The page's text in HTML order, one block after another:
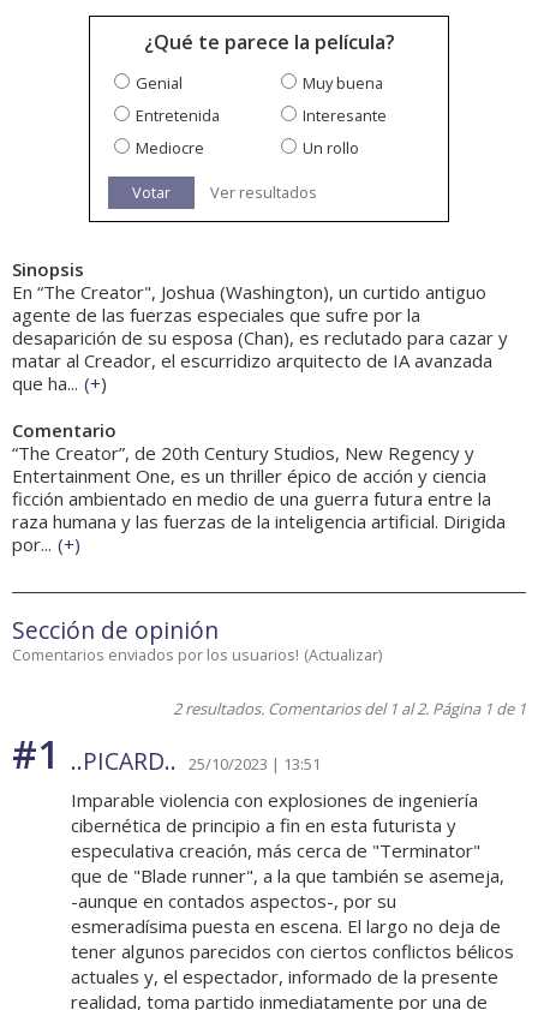
¿Qué te parece la película?
Genial
Muy buena
Entretenida
Interesante
Mediocre
Un rollo
Votar Ver resultados
Sinopsis
En “The Creator", Joshua (Washington), un curtido antiguo
agente de las fuerzas especiales que sufre por la
desaparición de su esposa (Chan), es reclutado para cazar y
matar al Creador, el escurridizo arquitecto de IA avanzada
que ha... (+)
Comentario
“The Creator”, de 20th Century Studios, New Regency y
Entertainment One, es un thriller épico de acción y ciencia
ficción ambientado en medio de una guerra futura entre la
raza humana y las fuerzas de la inteligencia artificial. Dirigida
por... (+)
Sección de opinión
Comentarios enviados por los usuarios! (Actualizar)
2 resultados. Comentarios del 1 al 2. Página 1 de 1
#1 ..PICARD.. 25/10/2023 | 13:51
Imparable violencia con explosiones de ingeniería
cibernética de principio a fin en esta futurista y
especulativa creación, más cerca de "Terminator"
que de "Blade runner", a la que también se asemeja,
-aunque en contados aspectos-, por su
esmeradísima puesta en escena. El largo no deja de
tener algunos parecidos con ciertos conflictos bélicos
actuales y, el espectador, informado de la presente
realidad, toma partido inmediatamente por una de